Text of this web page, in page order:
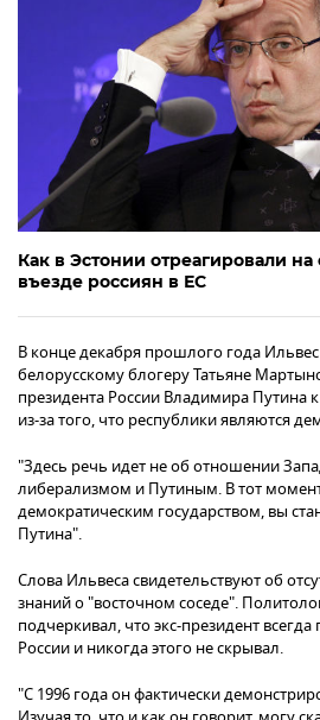
Как в Эстонии отреагировали на
въезде россиян в ЕС
В конце декабря прошлого года
белорусскому блогеру Татьяне
президента России Владимира Путина
из-за того, что республики являются
"Здесь речь идет не об отношении
либерализмом и Путиным. В тот
демократическим государством, вы
Путина".
Слова Ильвеса свидетельствуют об
знаний о "восточном соседе".
подчеркивал, что экс-президент
России и никогда этого не скрывал.
"С 1996 года он фактически